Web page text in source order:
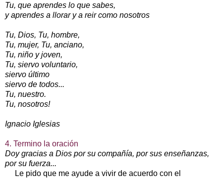
Tu, que aprendes lo que sabes,
y aprendes a llorar y a reir como nosotros
Tu, Dios, Tu, hombre,
Tu, mujer, Tu, anciano,
Tu, niño y joven,
Tu, siervo voluntario,
siervo último
siervo de todos...
Tu, nuestro.
Tu, nosotros!
Ignacio Iglesias
4. Termino la oración
Doy gracias a Dios por su compañía, por sus enseñanzas,
por su fuerza...
Le pido que me ayude a vivir de acuerdo con el